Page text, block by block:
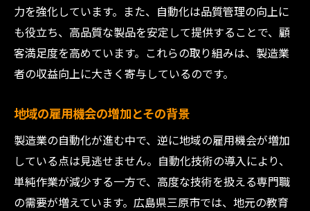
製造業の自動化がもたらす効率化とその限界
効率化によるコスト削減の成功事例
自動化が抱える課題とその克服法
自動化技術がもたらす人間との協働の未来
効率化を推進するためのデータ分析の役割
自動化技術の導入が限定される理由と対策
広島県三原市の製造業が迎える自動化の未来像
地域の製造業が描く自動化のビジョン
力を強化しています。また、自動化は品質管理の向上に
も役立ち、高品質な製品を安定して提供することで、顧
客満足度を高めています。これらの取り組みは、製造業
者の収益向上に大きく寄与しているのです。
地域の雇用機会の増加とその背景
製造業の自動化が進む中で、逆に地域の雇用機会が増加
している点は見逃せません。自動化技術の導入により、
単純作業が減少する一方で、高度な技術を扱える専門職
の需要が増えています。広島県三原市では、地元の教育